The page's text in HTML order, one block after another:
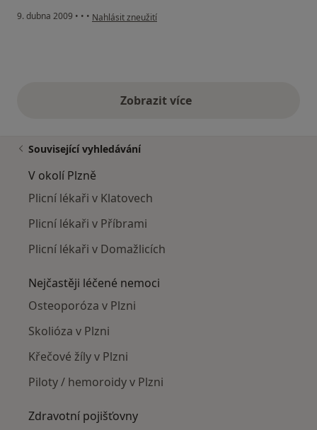
9. dubna 2009 • • • podle názoru uživatele Kamila T.
Nahlásit zneužití
Zobrazit vícevýše uvedené názory
Související vyhledávání
V okolí Plzně
Plicní lékaři v Klatovech
Plicní lékaři v Příbrami
Plicní lékaři v Domažlicích
Nejčastěji léčené nemoci
Osteoporóza v Plzni
Skolióza v Plzni
Křečové žíly v Plzni
Piloty / hemoroidy v Plzni
Zdravotní pojišťovny